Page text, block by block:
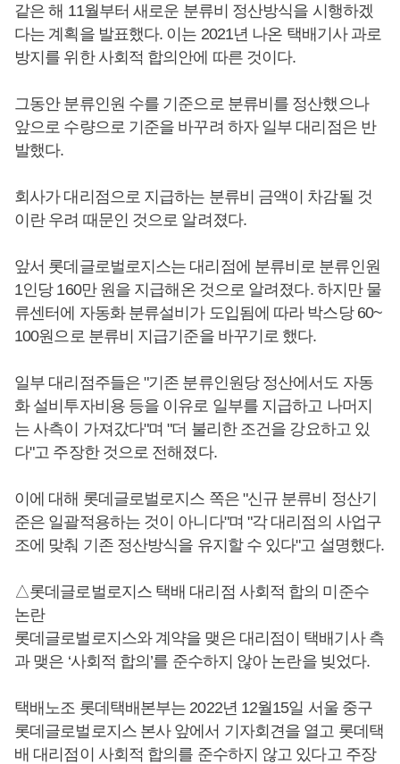
같은 해 11월부터 새로운 분류비 정산방식을 시행하겠
다는 계획을 발표했다. 이는 2021년 나온 택배기사 과로
방지를 위한 사회적 합의안에 따른 것이다.
그동안 분류인원 수를 기준으로 분류비를 정산했으나
앞으로 수량으로 기준을 바꾸려 하자 일부 대리점은 반
발했다.
회사가 대리점으로 지급하는 분류비 금액이 차감될 것
이란 우려 때문인 것으로 알려졌다.
앞서 롯데글로벌로지스는 대리점에 분류비로 분류인원
1인당 160만 원을 지급해온 것으로 알려졌다. 하지만 물
류센터에 자동화 분류설비가 도입됨에 따라 박스당 60~
100원으로 분류비 지급기준을 바꾸기로 했다.
일부 대리점주들은 "기존 분류인원당 정산에서도 자동
화 설비투자비용 등을 이유로 일부를 지급하고 나머지
는 사측이 가져갔다"며 "더 불리한 조건을 강요하고 있
다"고 주장한 것으로 전해졌다.
이에 대해 롯데글로벌로지스 쪽은 "신규 분류비 정산기
준은 일괄적용하는 것이 아니다"며 "각 대리점의 사업구
조에 맞춰 기존 정산방식을 유지할 수 있다"고 설명했다.
△롯데글로벌로지스 택배 대리점 사회적 합의 미준수
논란
롯데글로벌로지스와 계약을 맺은 대리점이 택배기사 측
과 맺은 ‘사회적 합의’를 준수하지 않아 논란을 빚었다.
택배노조 롯데택배본부는 2022년 12월15일 서울 중구
롯데글로벌로지스 본사 앞에서 기자회견을 열고 롯데택
배 대리점이 사회적 합의를 준수하지 않고 있다고 주장